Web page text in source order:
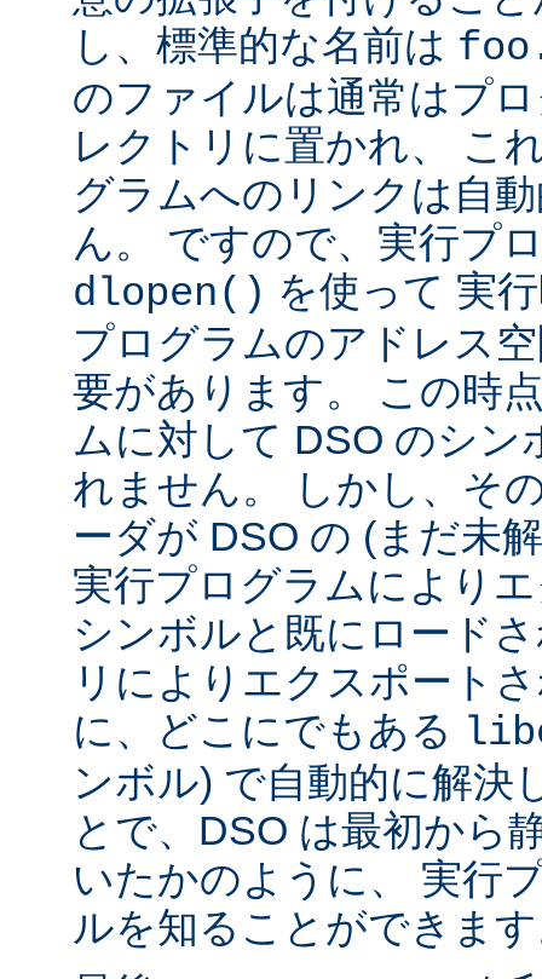
し、標準的な名前は
のファイルは通常はプ
レクトリに置かれ、 こ
グラムへのリンクは自
ん。 ですので、実行プ
dlopen() を使って 実
プログラムのアドレス
要があります。 この時
ムに対して DSO のシン
れません。 しかし、そ
ーダが DSO の (まだ未
実行プログラムにより
シンボルと既にロード
リによりエクスポート
に、どこにでもある
ンボル) で自動的に解決
とで、DSO は最初から
いたかのように、 実行
ルを知ることができま